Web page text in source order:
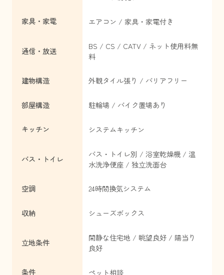
家具・家電 エアコン / 家具・家電付き
通信・放送
BS / CS / CATV / ネット使用料無
料
建物構造 外観タイル張り / バリアフリー
部屋構造 駐輪場 / バイク置場あり
キッチン システムキッチン
バス・トイレ
バス・トイレ別 / 浴室乾燥機 / 温
水洗浄便座 / 独立洗面台
空調 24時間換気システム
収納 シューズボックス
立地条件
閑静な住宅地 / 眺望良好 / 陽当り
良好
条件 ペット相談